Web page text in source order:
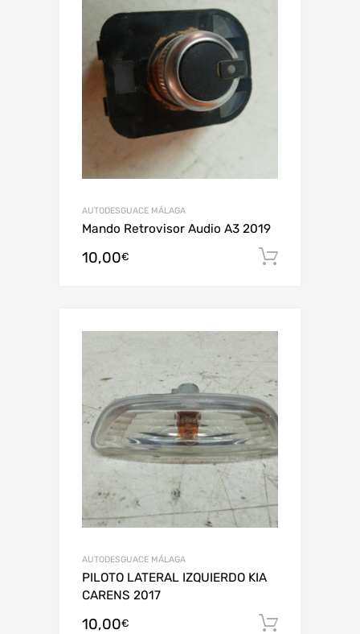
AUTODESGUACE MÁLAGA
Mando Retrovisor Audio A3 2019
10,00€
AUTODESGUACE MÁLAGA
PILOTO LATERAL IZQUIERDO KIA
CARENS 2017
10,00€